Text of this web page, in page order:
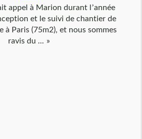
appel à Marion durant l’année
et le suivi de chantier de
à Paris (75m2), et nous sommes
ravis du ...